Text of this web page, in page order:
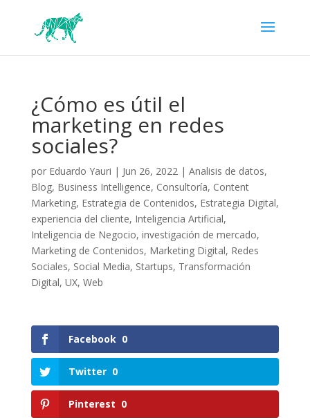
¿Cómo es útil el
marketing en redes
sociales?
por Eduardo Yauri | Jun 26, 2022| Analisis de datos,
Blog, Business Intelligence, Consultoría, Content
Marketing, Estrategia de Contenidos, Estrategia Digital,
experiencia del cliente, Inteligencia Artificial,
Inteligencia de Negocio, investigación de mercado,
Marketing de Contenidos, Marketing Digital, Redes
Sociales, Social Media, Startups, Transformación
Digital, UX, Web
Facebook 0
Twitter 0
Pinterest 0